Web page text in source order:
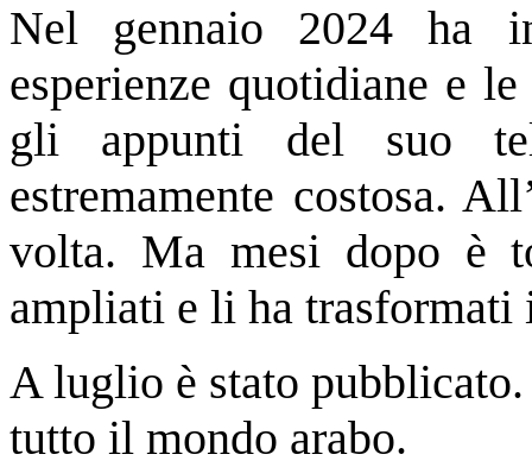
Nel gennaio 2024 ha
esperienze quotidiane e
gli appunti del suo
estremamente costosa.
volta. Ma mesi dopo è
ampliati e li ha trasformati
A luglio è stato
tutto il mondo arabo.